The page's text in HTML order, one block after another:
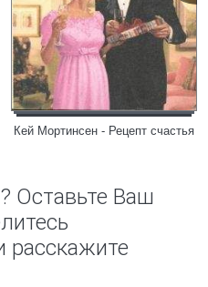
Кей Мортинсен - Рецепт счастья
Оставьте Ваш
расскажите